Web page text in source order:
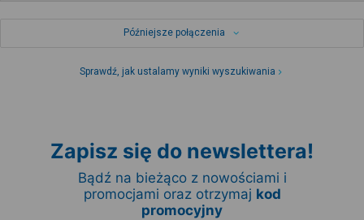
Późniejsze połączenia
Sprawdź, jak ustalamy wyniki wyszukiwania
Zapisz się do newslettera!
Bądź na bieżąco z nowościami i
promocjami oraz otrzymaj kod
promocyjny